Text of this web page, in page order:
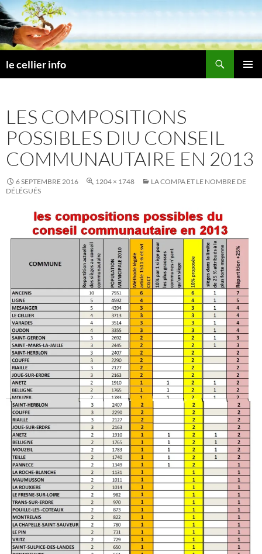
Aller
au
contenu
le cellier info
LES COMPOSITIONS
POSSIBLES DIU CONSEIL
COMMUNAUTAIRE EN 2013
6 SEPTEMBRE 2016 1204 × 1748
LA COMPA ET LE NOMBRE DE
DÉLÉGUÉS